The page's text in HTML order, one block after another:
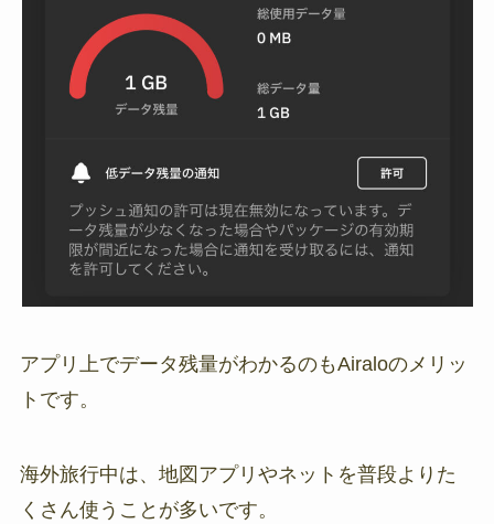
アプリ上でデータ残量がわかるのもAiraloのメリッ
トです。
海外旅行中は、地図アプリやネットを普段よりた
くさん使うことが多いです。